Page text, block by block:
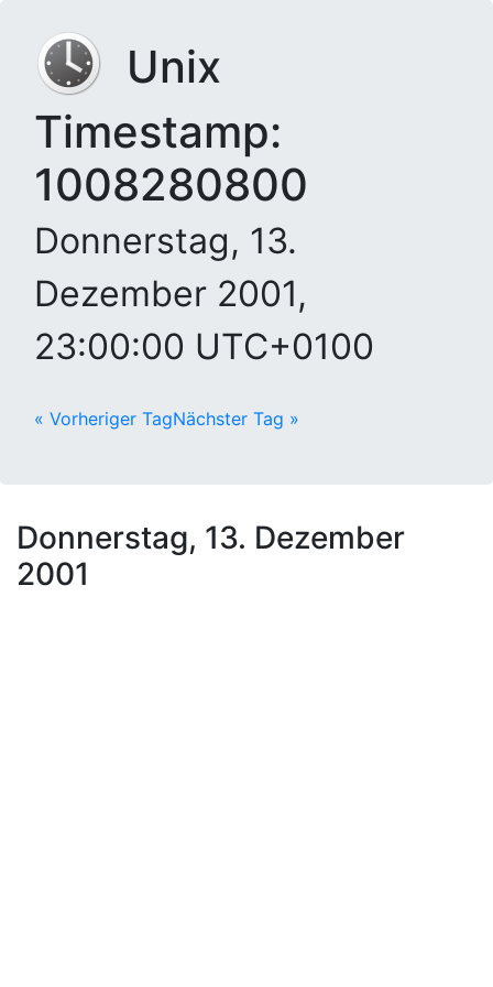
Unix
Timestamp:
1008280800
Donnerstag, 13.
Dezember 2001,
23:00:00 UTC+0100
« Vorheriger TagNächster Tag »
Donnerstag, 13. Dezember
2001